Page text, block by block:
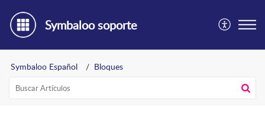
Symbaloo soporte
Symbaloo Español Bloques